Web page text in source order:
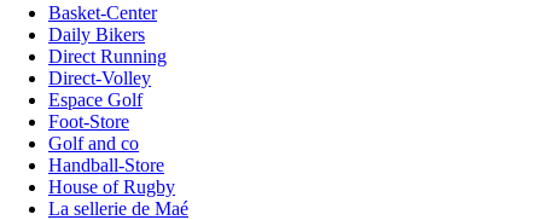
Basket-Center
Daily Bikers
Direct Running
Direct-Volley
Espace Golf
Foot-Store
Golf and co
Handball-Store
House of Rugby
La sellerie de Maé